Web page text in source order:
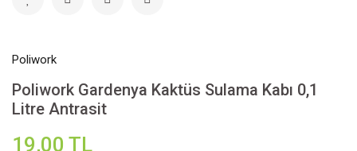
Poliwork
Poliwork Gardenya Kaktüs Sulama Kabı 0,1
Litre Antrasit
19,00 TL